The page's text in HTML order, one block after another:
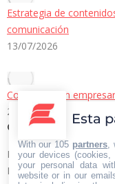
Estrategia de
comunicación
13/07/2026
Comunicación
22/06/2026
Contacto Iberian
Principales vías de
E-mail:
Esta
With our 105 partners
your devices
your personal data
website or in our